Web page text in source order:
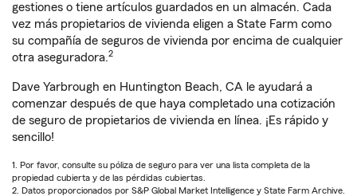
gestiones o tiene artículos guardados en un almacén. Cada
vez más propietarios de vivienda eligen a State Farm como
su compañía de seguros de vivienda por encima de cualquier
otra aseguradora.2
Dave Yarbrough en Huntington Beach, CA le ayudará a
comenzar después de que haya completado una cotización
de seguro de propietarios de vivienda en línea. ¡Es rápido y
sencillo!
1. Por favor, consulte su póliza de seguro para ver una lista completa de la
propiedad cubierta y de las pérdidas cubiertas.
2. Datos proporcionados por S&P Global Market Intelligence y State Farm Archive.